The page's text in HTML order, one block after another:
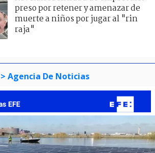
> Agencia De Noticias